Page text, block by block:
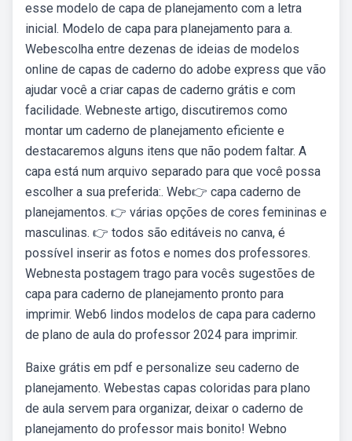
esse modelo de capa de planejamento com a letra
inicial. Modelo de capa para planejamento para a.
Webescolha entre dezenas de ideias de modelos
online de capas de caderno do adobe express que vão
ajudar você a criar capas de caderno grátis e com
facilidade. Webneste artigo, discutiremos como
montar um caderno de planejamento eficiente e
destacaremos alguns itens que não podem faltar. A
capa está num arquivo separado para que você possa
escolher a sua preferida:. Web👉 capa caderno de
planejamentos. 👉 várias opções de cores femininas e
masculinas. 👉 todos são editáveis no canva, é
possível inserir as fotos e nomes dos professores.
Webnesta postagem trago para vocês sugestões de
capa para caderno de planejamento pronto para
imprimir. Web6 lindos modelos de capa para caderno
de plano de aula do professor 2024 para imprimir.
Baixe grátis em pdf e personalize seu caderno de
planejamento. Webestas capas coloridas para plano
de aula servem para organizar, deixar o caderno de
planejamento do professor mais bonito! Webno